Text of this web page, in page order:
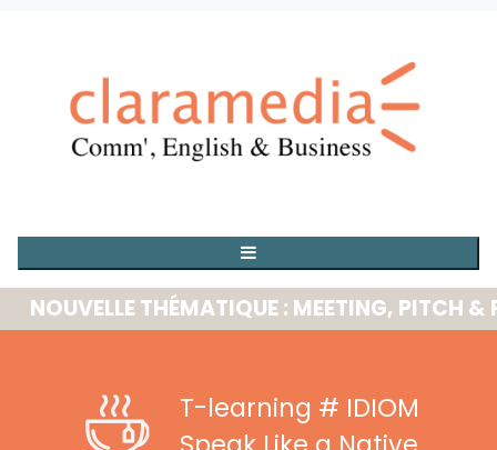
THÉMATIQUE : MEETING, PITCH &
T-learning # IDIOM